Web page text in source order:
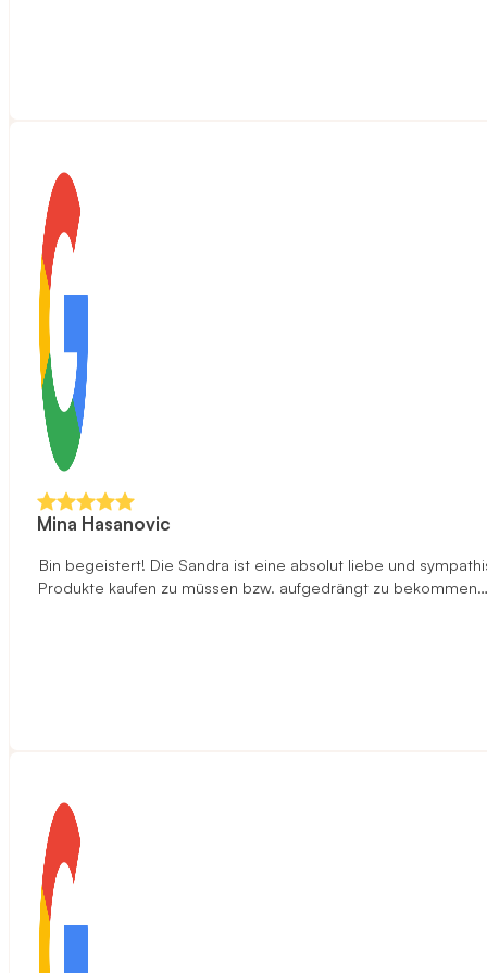
Mina Hasanovic
Bin begeistert! Die Sandra ist eine absolut liebe und
Produkte kaufen zu müssen bzw. aufgedrängt zu